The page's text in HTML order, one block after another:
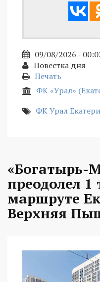
09/08/2026 -
Повестка дня
Печать
ФК «Урал»
ФК Урал
«Богатырь-
преодолел
маршруте
Верхняя